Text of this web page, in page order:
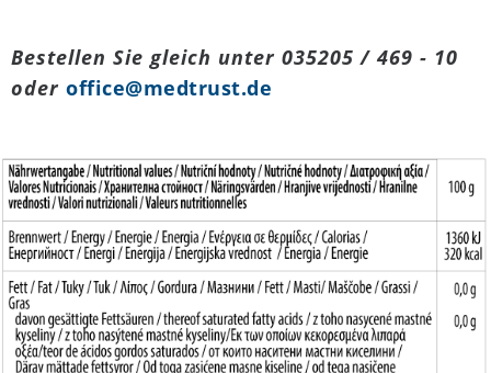
Bestellen Sie gleich unter 035205 / 469 - 10
oder office@medtrust.de